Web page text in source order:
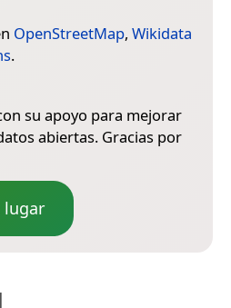
OpenStreetMap, Wikidata
.
su apoyo para mejorar
abiertas. Gracias por
lugar